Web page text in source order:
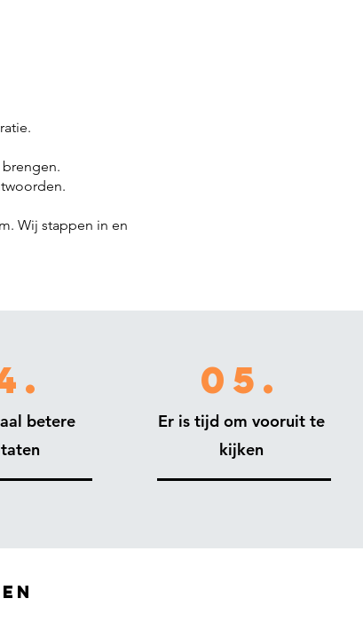
Wij stappen in en
betere
05.
Er is tijd om vooruit te
kijken